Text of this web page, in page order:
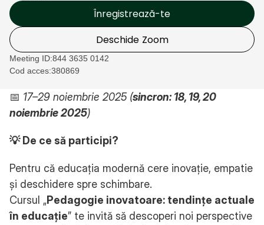
📅 17–29 noiembrie 2025 (sincron: 18, 19, 20
noiembrie 2025)
💡 De ce să participi?
Pentru că educația modernă cere inovație, empatie
și deschidere spre schimbare.
Cursul „Pedagogie inovatoare: tendințe actuale
în educație” te invită să descoperi noi perspective
Înregistrează-te
Deschide Zoom
Meeting ID:844 3635 0142
Cod acces:380869